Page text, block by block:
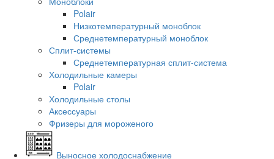
Polair
Низкотемпературный моноблок
Среднетемпературный моноблок
Сплит-системы
Среднетемпературная сплит-система
Холодильные камеры
Polair
Холодильные столы
Аксессуары
Фризеры для мороженого
Выносное холодоснабжение